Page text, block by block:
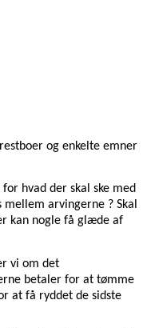
og enkelte emner
hvad der skal ske med
arvingerne ? Skal
kan nogle få glæde af
vi om det
betaler for at tømme
at få ryddet de sidste